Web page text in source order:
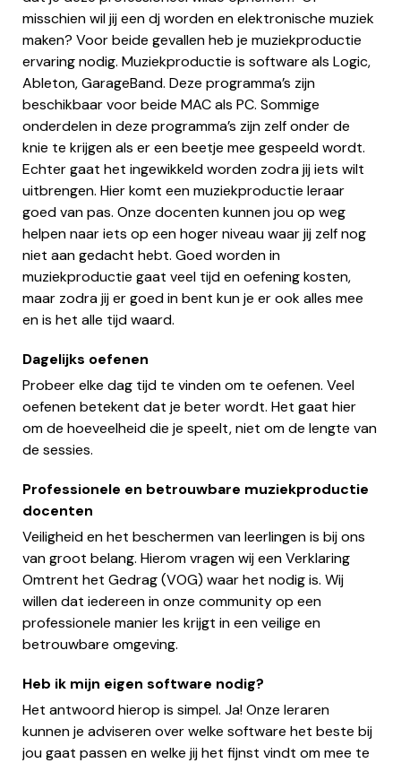
misschien wil jij een dj worden en elektronische muziek
maken? Voor beide gevallen heb je muziekproductie
ervaring nodig. Muziekproductie is software als Logic,
Ableton, GarageBand. Deze programma’s zijn
beschikbaar voor beide MAC als PC. Sommige
onderdelen in deze programma’s zijn zelf onder de
knie te krijgen als er een beetje mee gespeeld wordt.
Echter gaat het ingewikkeld worden zodra jij iets wilt
uitbrengen. Hier komt een muziekproductie leraar
goed van pas. Onze docenten kunnen jou op weg
helpen naar iets op een hoger niveau waar jij zelf nog
niet aan gedacht hebt. Goed worden in
muziekproductie gaat veel tijd en oefening kosten,
maar zodra jij er goed in bent kun je er ook alles mee
en is het alle tijd waard.
Dagelijks oefenen
Probeer elke dag tijd te vinden om te oefenen. Veel
oefenen betekent dat je beter wordt. Het gaat hier
om de hoeveelheid die je speelt, niet om de lengte van
de sessies.
Professionele en betrouwbare muziekproductie
docenten
Veiligheid en het beschermen van leerlingen is bij ons
van groot belang. Hierom vragen wij een Verklaring
Omtrent het Gedrag (VOG) waar het nodig is. Wij
willen dat iedereen in onze community op een
professionele manier les krijgt in een veilige en
betrouwbare omgeving.
Heb ik mijn eigen software nodig?
Het antwoord hierop is simpel. Ja! Onze leraren
kunnen je adviseren over welke software het beste bij
jou gaat passen en welke jij het fijnst vindt om mee te